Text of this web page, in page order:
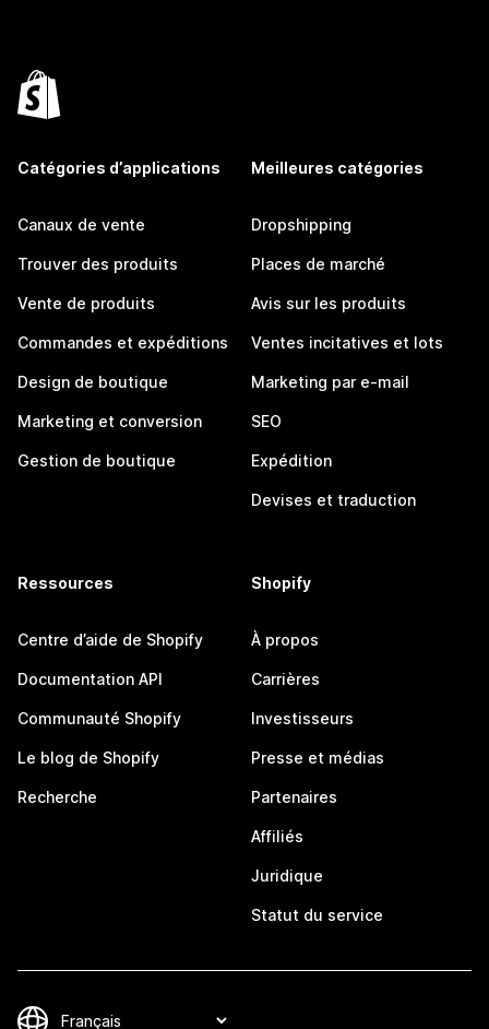
Catégories d’applications
Canaux de vente
Trouver des produits
Vente de produits
Commandes et expéditions
Design de boutique
Marketing et conversion
Gestion de boutique
Meilleures catégories
Dropshipping
Places de marché
Avis sur les produits
Ventes incitatives et lots
Marketing par e-mail
SEO
Expédition
Devises et traduction
Ressources
Centre d’aide de Shopify
Documentation API
Communauté Shopify
Le blog de Shopify
Recherche
Shopify
À propos
Carrières
Investisseurs
Presse et médias
Partenaires
Affiliés
Juridique
Statut du service